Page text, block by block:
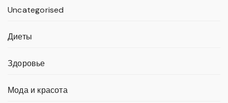
Uncategorised
Диеты
Здоровье
Мода и красота